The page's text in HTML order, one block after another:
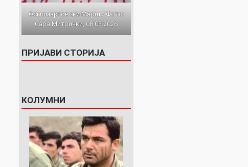
Осмомартовски Марш / Фото:
Сара Митрички, 08.03.2026
ПРИЈАВИ СТОРИЈА
КОЛУМНИ